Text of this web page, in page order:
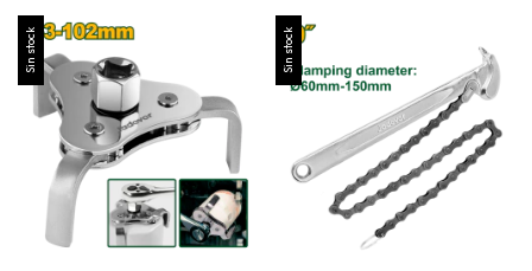
Sin stock Sin stock